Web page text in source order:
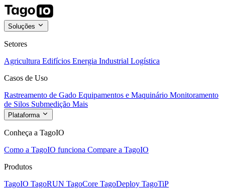
Soluções
Setores
Agricultura Edifícios Energia Industrial Logística
Casos de Uso
Rastreamento de Gado Equipamentos e Maquinário Monitoramento
de Silos Submedição Mais
Plataforma
Conheça a TagoIO
Como a TagoIO funciona Compare a TagoIO
Produtos
TagoIO TagoRUN TagoCore TagoDeploy TagoTiP